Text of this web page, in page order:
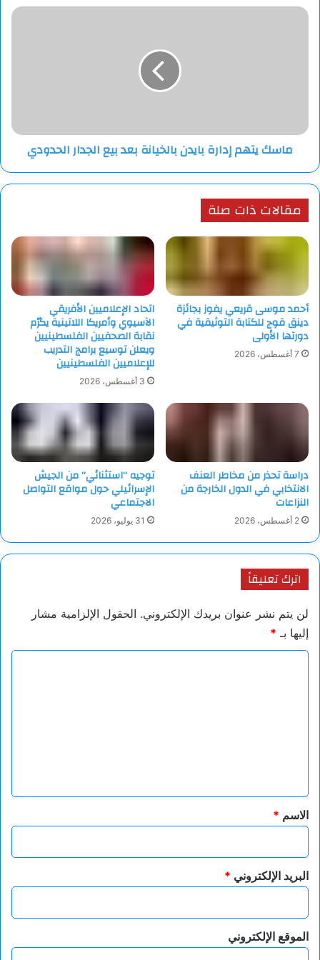
فيغاس
ماسك
الحدودي
ماسك يتهم إدارة بايدن بالخيانة بعد بيع الجدار الحدودي
مقالات ذات صلة
أحمد موسى قريعي يفوز بجائزة
دينق قوج للكتابة التوثيقية في
دورتها الأولى
7 أغسطس، 2026
اتحاد الإعلاميين الأفريقي
الآسيوي وأمريكا اللاتينية يكرّم
نقابة الصحفيين الفلسطينيين
ويعلن توسيع برامج التدريب
للإعلاميين الفلسطينيين
3 أغسطس، 2026
دراسة تحذر من مخاطر العنف
الانتخابي في الدول الخارجة من
النزاعات
2 أغسطس، 2026
توجيه “استثنائي” من الجيش
الإسرائيلي حول مواقع التواصل
الاجتماعي
31 يوليو، 2026
اترك تعليقاً
لن يتم نشر عنوان بريدك الإلكتروني. الحقول الإلزامية مشار
إليها بـ *
*
الاسم *
البريد الإلكتروني *
الموقع الإلكتروني